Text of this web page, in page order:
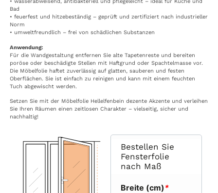
• wasserabweisend, antibakteriell und pflegeleicht – ideal für Küche und
Bad
• feuerfest und hitzebeständig – geprüft und zertifiziert nach industrieller
Norm
• umweltfreundlich – frei von schädlichen Substanzen
Anwendung:
Für die Wandgestaltung entfernen Sie alte Tapetenreste und bereiten
poröse oder beschädigte Stellen mit Haftgrund oder Spachtelmasse vor.
Die Möbelfolie haftet zuverlässig auf glatten, sauberen und festen
Oberflächen. Sie ist einfach zu reinigen und kann mit einem feuchten
Tuch abgewischt werden.
Setzen Sie mit der Möbelfolie Hellelfenbein dezente Akzente und verleihen
Sie Ihren Räumen einen zeitlosen Charakter – vielseitig, sicher und
nachhaltig!
Bestellen Sie
Fensterfolie
nach Maß
Breite (cm) *